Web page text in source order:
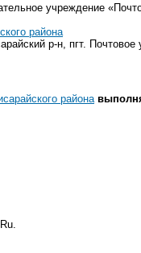
учреждение
района
р-н, пгт.
района